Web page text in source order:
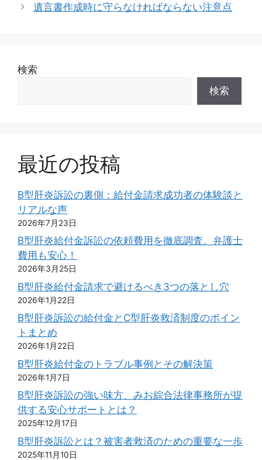
遺言書作成時に守らなければならない注意点
検索
検索
最近の投稿
B型肝炎訴訟の裏側：給付金請求成功者の体験談と
リアルな声
2026年7月23日
B型肝炎給付金訴訟の依頼費用を徹底調査。弁護士
費用も安心！
2026年3月25日
B型肝炎給付金請求で避けるべき3つの落とし穴
2026年1月22日
B型肝炎訴訟の給付金とC型肝炎救済制度のポイン
トまとめ
2026年1月22日
B型肝炎給付金のトラブル事例とその解決策
2026年1月7日
B型肝炎訴訟の強い味方、みお綜合法律事務所が提
供する安心サポートとは？
2025年12月17日
B型肝炎訴訟とは？被害者救済のための重要な一歩
2025年11月10日